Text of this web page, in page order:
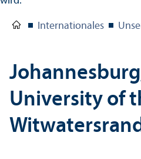
Internationales
University of